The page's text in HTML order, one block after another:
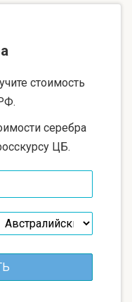
стоимость
серебра
ЦБ.